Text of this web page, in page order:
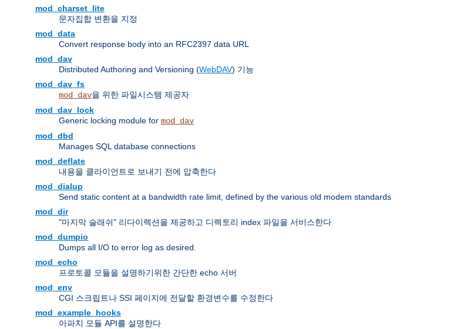
mod_charset_lite
문자집합 변환을 지정
mod_data
Convert response body into an RFC2397 data URL
mod_dav
Distributed Authoring and Versioning (WebDAV) 기능
mod_dav_fs
mod_dav을 위한 파일시스템 제공자
mod_dav_lock
Generic locking module for mod_dav
mod_dbd
Manages SQL database connections
mod_deflate
내용을 클라이언트로 보내기 전에 압축한다
mod_dialup
Send static content at a bandwidth rate limit, defined by the various old modem standards
mod_dir
"마지막 슬래쉬" 리다이렉션을 제공하고 디렉토리 index 파일을 서비스한다
mod_dumpio
Dumps all I/O to error log as desired.
mod_echo
프로토콜 모듈을 설명하기위한 간단한 echo 서버
mod_env
CGI 스크립트나 SSI 페이지에 전달할 환경변수를 수정한다
mod_example_hooks
아파치 모듈 API를 설명한다